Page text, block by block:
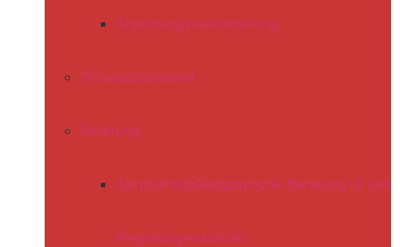
Erziehungsvereinbarung
Schulsozialarbeit
Beratung
Sprachheilpädagogische Beratung in der
Regenbogenschule